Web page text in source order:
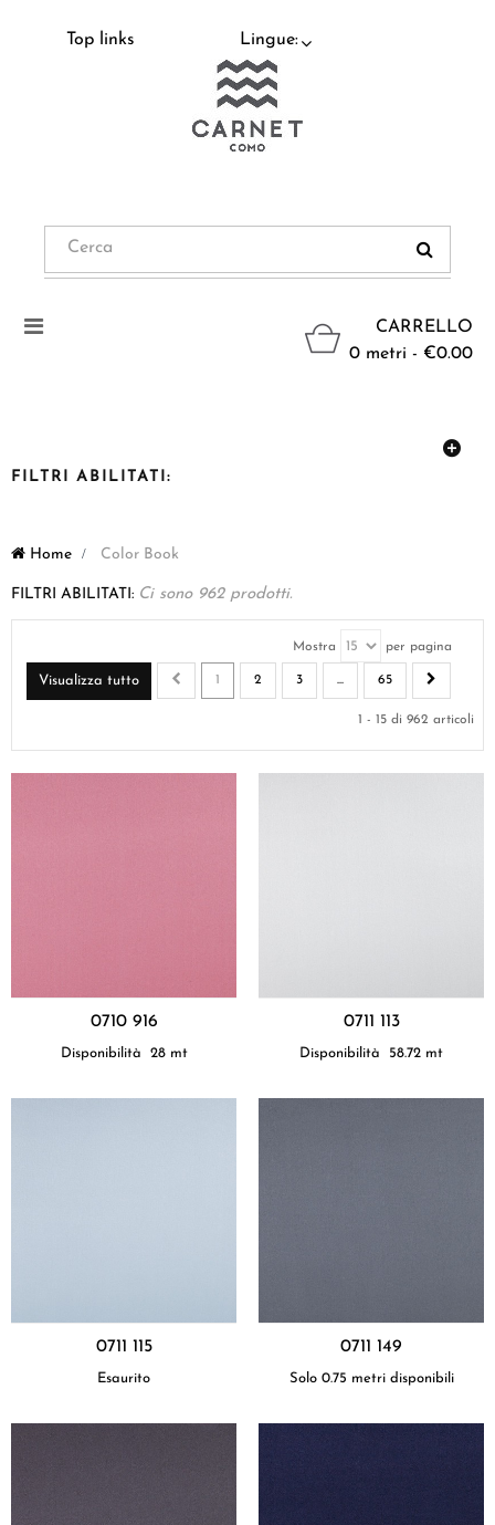
Top links Lingue:
CARRELLO
0 metri - €0.00
Navigazione
FILTRI ABILITATI:
Home > Color Book
FILTRI ABILITATI: Ci sono 962 prodotti.
Mostra per pagina
Visualizza tutto 1 2 3 ... 65
1 - 15 di 962 articoli
0710 916
Disponibilità 28 mt
0711 113
Disponibilità 58.72 mt
0711 115
Esaurito
0711 149
Solo 0.75 metri disponibili